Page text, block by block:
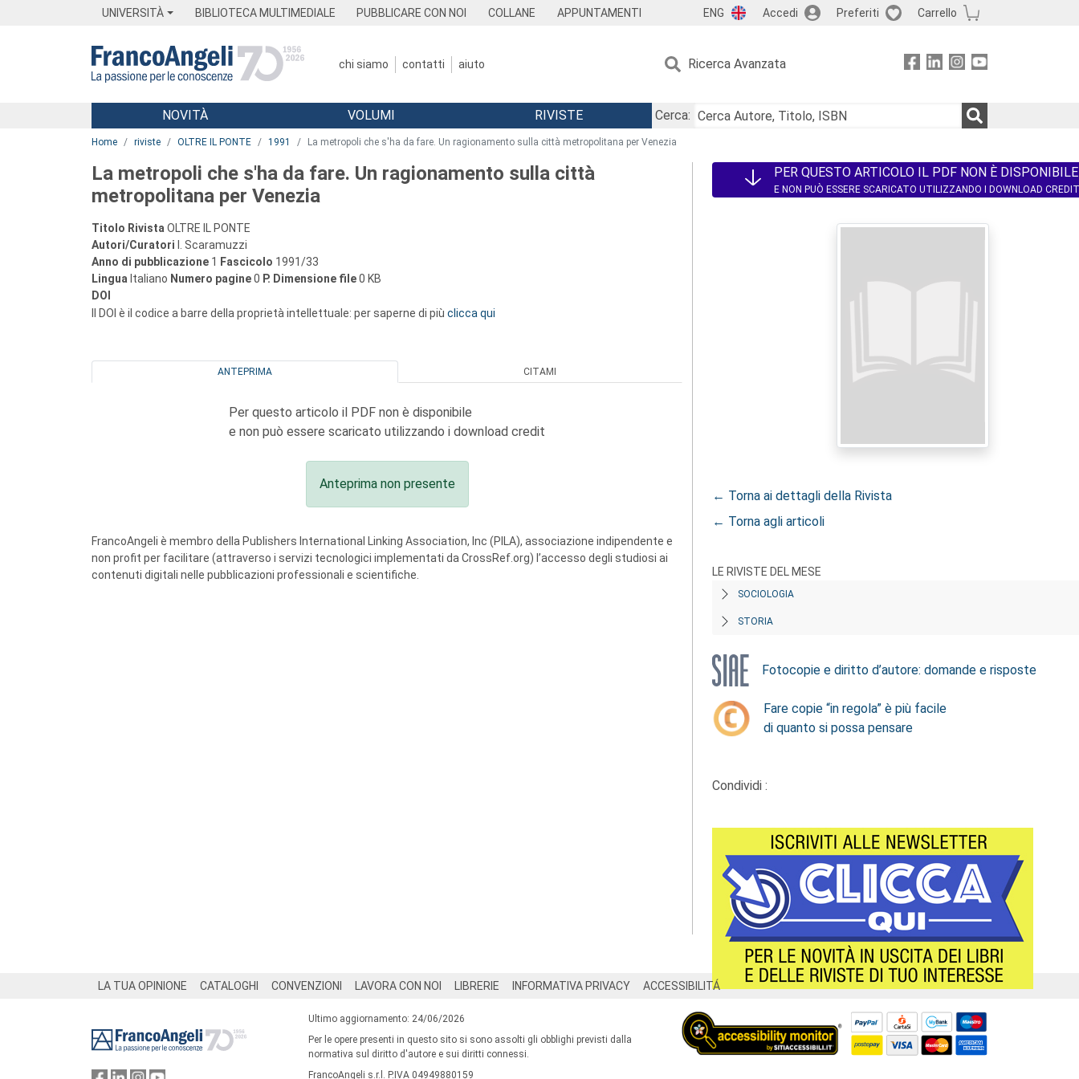
UNIVERSITÀ BIBLIOTECA MULTIMEDIALE PUBBLICARE CON NOI COLLANE APPUNTAMENTI ENG Accedi Preferiti Carrello
chi siamo contatti aiuto Ricerca Avanzata
Menu
NOVITÀ VOLUMI RIVISTE
Cerca:
Home riviste OLTRE IL PONTE 1991 La metropoli che s'ha da fare. Un ragionamento sulla città metropolitana per Venezia
La metropoli che s'ha da fare. Un ragionamento sulla città
metropolitana per Venezia
Titolo Rivista OLTRE IL PONTE
Autori/Curatori I. Scaramuzzi
Anno di pubblicazione 1 Fascicolo 1991/33
Lingua Italiano Numero pagine0 P. Dimensione file0 KB
DOI
Il DOI è il codice a barre della proprietà intellettuale: per saperne di più clicca qui
ANTEPRIMA CITAMI
Per questo articolo il PDF non è disponibile
e non può essere scaricato utilizzando i download credit
Anteprima non presente
FrancoAngeli è membro della Publishers International Linking Association, Inc (PILA), associazione indipendente e
non profit per facilitare (attraverso i servizi tecnologici implementati da CrossRef.org) l’accesso degli studiosi ai
contenuti digitali nelle pubblicazioni professionali e scientifiche.
PER QUESTO ARTICOLO IL PDF NON È DISPONIBILE
E NON PUÒ ESSERE SCARICATO UTILIZZANDO I DOWNLOAD CREDIT
← Torna ai dettagli della Rivista
← Torna agli articoli
LE RIVISTE DEL MESE
SOCIOLOGIA
STORIA
Fotocopie e diritto d’autore: domande e risposte
Fare copie “in regola” è più facile
di quanto si possa pensare
Condividi :
LA TUA OPINIONE CATALOGHI CONVENZIONI LAVORA CON NOI LIBRERIE INFORMATIVA PRIVACY ACCESSIBILITÁ
Ultimo aggiornamento: 24/06/2026
Per le opere presenti in questo sito si sono assolti gli obblighi previsti dalla
normativa sul diritto d'autore e sui diritti connessi.
FrancoAngeli s.r.l. P.IVA 04949880159